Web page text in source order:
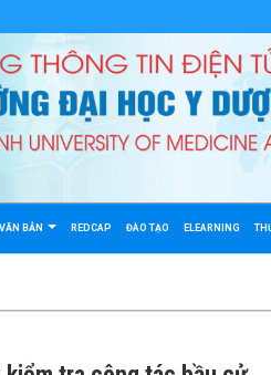
VĂN BẢN REDCAP ĐÀO TẠO ELEARNING